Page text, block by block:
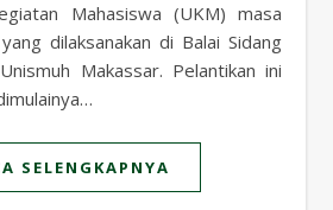
Mahasiswa (UKM) masa
dilaksanakan di Balai Sidang
Makassar. Pelantikan ini
SELENGKAPNYA